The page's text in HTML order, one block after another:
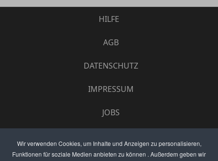
Wir verwenden Cookies, um Inhalte und Anzeigen zu personalisieren,
Funktionen für soziale Medien anbieten zu können . Außerdem geben wir
HILFE
AGB
DATENSCHUTZ
IMPRESSUM
JOBS